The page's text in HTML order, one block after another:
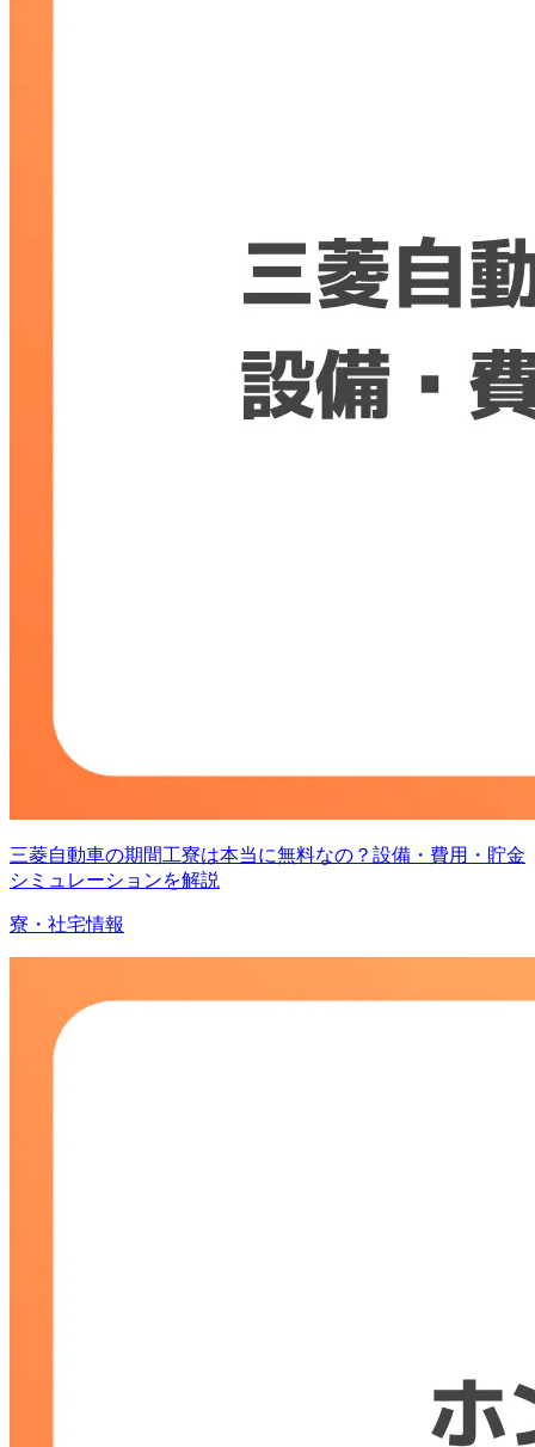
三菱自動車の期間工寮は本当に無料なの？設備・費用・貯金
シミュレーションを解説
寮・社宅情報